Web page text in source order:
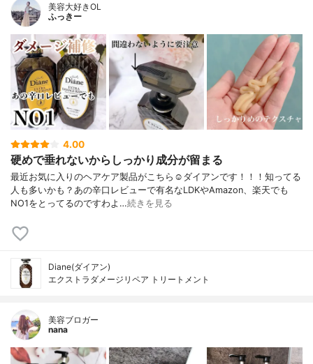
美容大好きOL
ふっきー
4.00
硬めで垂れないからしっかり成分が留まる
最近お気に入りのヘアケア製品がこちら☺️ダイアンです！！！知ってる
人も多いかも？あの辛口レビューで有名なLDKやAmazon、楽天でも
NO1をとってるのですわよ…続きを見る
Diane(ダイアン)
エクストラダメージリペア トリートメント
美容ブロガー
nana